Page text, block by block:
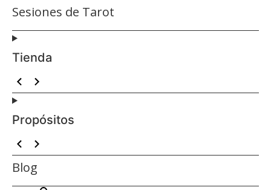
Sesiones de Tarot
Tienda
Propósitos
Blog